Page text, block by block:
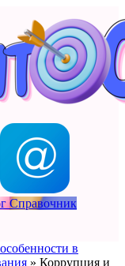
Справочник
в
» Коррупция и